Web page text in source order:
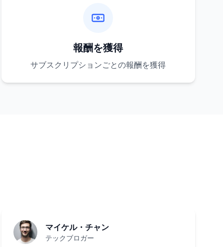
報酬を獲得
サブスクリプションごとの報酬を獲得
マイケル・チャン
テックブロガー